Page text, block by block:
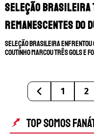
Seleção Brasileira
remanescentes do
Seleção Brasileira enfrentou o
Coutinho marcou três gols e
1 2
TOP SOMOS